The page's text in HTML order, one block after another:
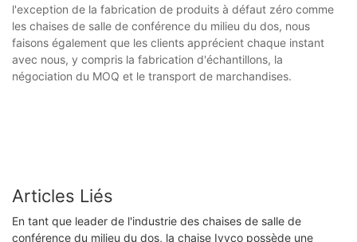
l'exception de la fabrication de produits à défaut zéro comme
les chaises de salle de conférence du milieu du dos, nous
faisons également que les clients apprécient chaque instant
avec nous, y compris la fabrication d'échantillons, la
négociation du MOQ et le transport de marchandises.
Articles Liés
En tant que leader de l'industrie des chaises de salle de
conférence du milieu du dos, la chaise Ivyco possède une